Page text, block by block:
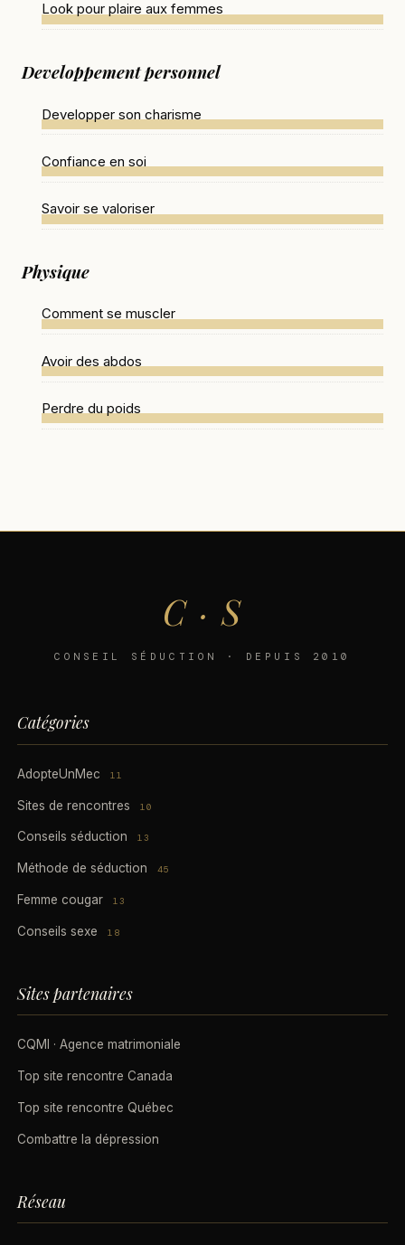
Look pour plaire aux femmes
Developpement personnel
Developper son charisme
Confiance en soi
Savoir se valoriser
Physique
Comment se muscler
Avoir des abdos
Perdre du poids
C · S
CONSEIL SÉDUCTION · DEPUIS 2010
Catégories
AdopteUnMec 11
Sites de rencontres 10
Conseils séduction 13
Méthode de séduction 45
Femme cougar 13
Conseils sexe 18
Sites partenaires
CQMI · Agence matrimoniale
Top site rencontre Canada
Top site rencontre Québec
Combattre la dépression
Réseau